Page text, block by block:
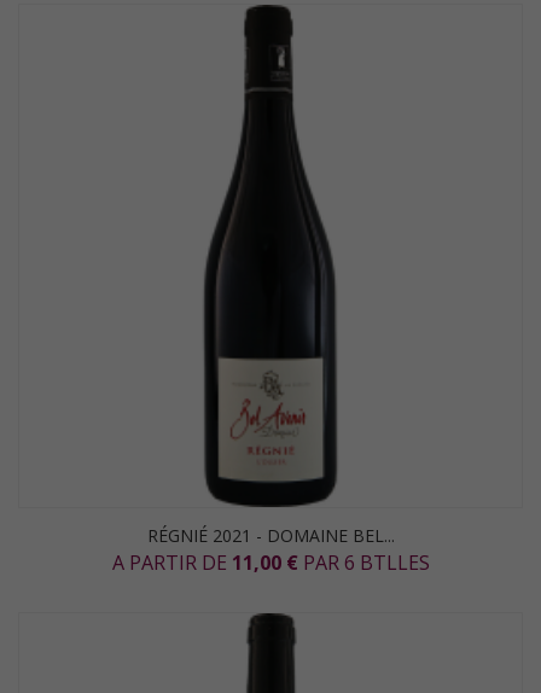
RÉGNIÉ 2021 - DOMAINE BEL...
A PARTIR DE 11,00 € PAR 6 BTLLES